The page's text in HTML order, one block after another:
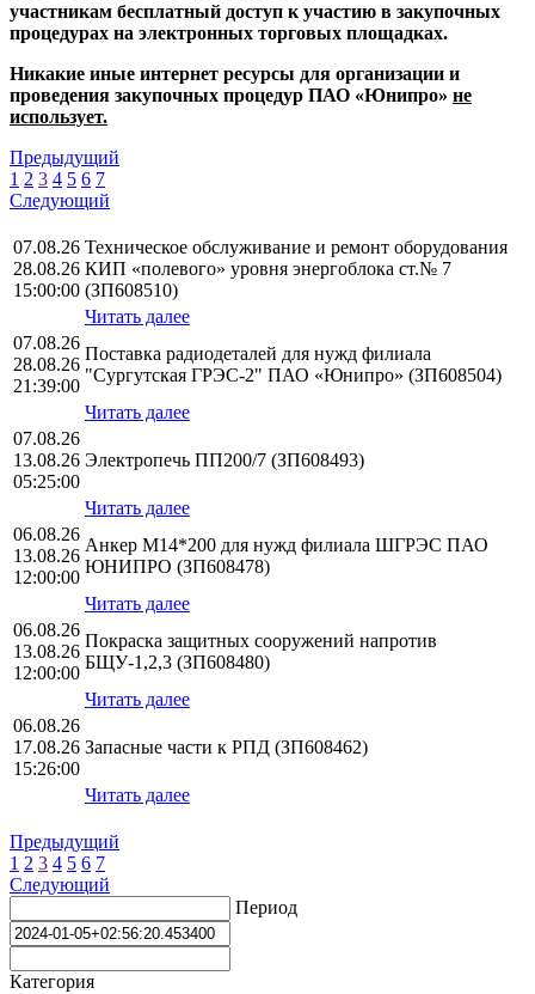
участникам бесплатный доступ к участию в закупочных
процедурах на электронных торговых площадках.
Никакие иные интернет ресурсы для организации и
проведения закупочных процедур ПАО «Юнипро» не
использует.
Предыдущий
1 2 3 4 5 6 7
Следующий
07.08.26
28.08.26
15:00:00
Техническое обслуживание и ремонт оборудования
КИП «полевого» уровня энергоблока ст.№ 7
(ЗП608510)
Читать далее
07.08.26
28.08.26
21:39:00
Поставка радиодеталей для нужд филиала
"Сургутская ГРЭС-2" ПАО «Юнипро» (ЗП608504)
Читать далее
07.08.26
13.08.26
05:25:00
Электропечь ПП200/7 (ЗП608493)
Читать далее
06.08.26
13.08.26
12:00:00
Анкер М14*200 для нужд филиала ШГРЭС ПАО
ЮНИПРО (ЗП608478)
Читать далее
06.08.26
13.08.26
12:00:00
Покраска защитных сооружений напротив
БЩУ-1,2,3 (ЗП608480)
Читать далее
06.08.26
17.08.26
15:26:00
Запасные части к РПД (ЗП608462)
Читать далее
Предыдущий
1 2 3 4 5 6 7
Следующий
Период
Категория